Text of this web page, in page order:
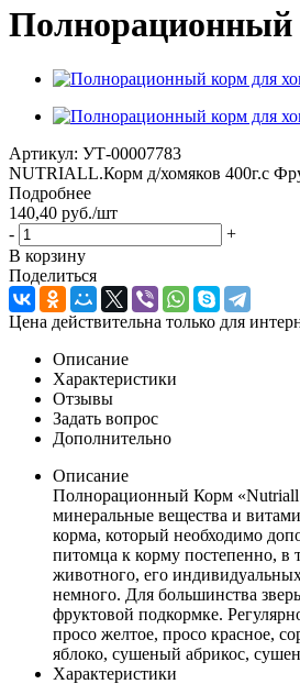
Полнорационный
Артикул: УТ-00007783
NUTRIALL.Корм д/хомяков 400г.с
Подробнее
140,40 руб./шт
-
+
В корзину
Поделиться
Цена действительна только для
Описание
Характеристики
Отзывы
Задать вопрос
Дополнительно
Описание
Полнорационный Корм «Nutriall
минеральные вещества и
корма, который необходимо
питомца к корму постепенно, в
животного, его
немного. Для большинства
фруктовой подкормке.
просо желтое, просо красное,
яблоко, сушеный абрикос,
Характеристики